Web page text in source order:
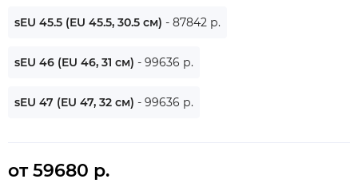
sEU 45.5 (EU 45.5, 30.5 см) - 87842 р.
sEU 46 (EU 46, 31 см) - 99636 р.
sEU 47 (EU 47, 32 см) - 99636 р.
от 59680 р.